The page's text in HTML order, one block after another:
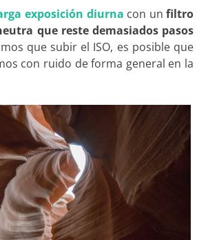
exposición diurna con unfiltro
que reste demasiados pasos
que subir el ISO, es posible que
con ruido de forma general en la